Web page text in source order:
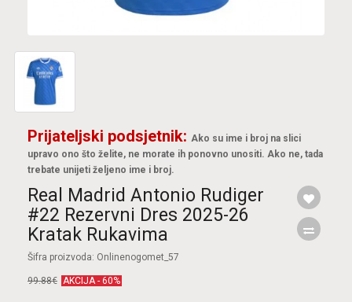
Prijateljski podsjetnik: Ako su ime i broj na slici
upravo ono što želite, ne morate ih ponovno unositi. Ako ne, tada
trebate unijeti željeno ime i broj.
Real Madrid Antonio Rudiger
#22 Rezervni Dres 2025-26
Kratak Rukavima
Šifra proizvoda: Onlinenogomet_57
99.88€ AKCIJA - 60%